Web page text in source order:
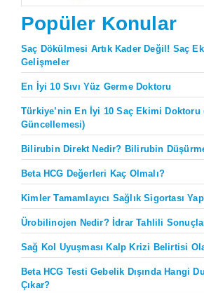
Popüler Konular
Saç Dökülmesi Artık Kader Değil! Saç
Gelişmeler
En İyi 10 Sıvı Yüz Germe Doktoru
Türkiye’nin En İyi 10 Saç Ekimi Doktoru
Güncellemesi)
Bilirubin Direkt Nedir? Bilirubin
Beta HCG Değerleri Kaç Olmalı?
Kimler Tamamlayıcı Sağlık Sigortası
Ürobilinojen Nedir? İdrar Tahlili
Sağ Kol Uyuşması Kalp Krizi Belirtisi
Beta HCG Testi Gebelik Dışında Hangi
Çıkar?